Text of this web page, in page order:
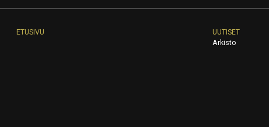
ETUSIVU
UUTISET
Arkisto